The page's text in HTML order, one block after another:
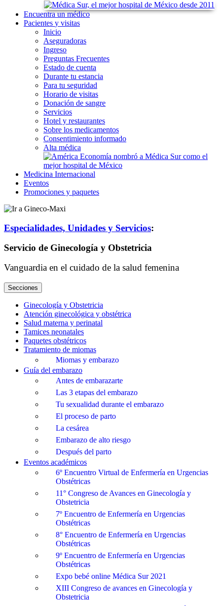
Encuentraun médico
Pacientes y visitas
Inicio
Aseguradoras
Ingreso
Preguntas Frecuentes
Estado de cuenta
Durante tu estancia
Para tu seguridad
Horario de visitas
Donación de sangre
Servicios
Hotel y restaurantes
Sobre los medicamentos
Consentimiento informado
Alta médica
Medicina Internacional
Eventos
Promociones y paquetes
Especialidades, Unidades y Servicios:
Servicio de Ginecología y Obstetricia
Vanguardia en el cuidado de la salud femenina
Secciones
Ginecología y Obstetricia
Atención ginecológica y obstétrica
Salud materna y perinatal
Tamices neonatales
Paquetes obstétricos
Tratamiento de miomas
Miomas y embarazo
Guía del embarazo
Antes de embarazarte
Las 3 etapas del embarazo
Tu sexualidad durante el embarazo
El proceso de parto
La cesárea
Embarazo de alto riesgo
Después del parto
Eventos académicos
6º Encuentro Virtual de Enfermería en Urgencias
Obstétricas
11° Congreso de Avances en Ginecología y
Obstetricia
7º Encuentro de Enfermería en Urgencias
Obstétricas
8° Encuentro de Enfermería en Urgencias
Obstétricas
9º Encuentro de Enfermería en Urgencias
Obstétricas
Expo bebé online Médica Sur 2021
XIII Congreso de avances en Ginecología y
Obstetricia